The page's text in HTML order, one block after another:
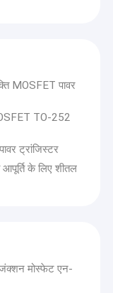
MOSFET पावर
TO-252
ट्रांजिस्टर
के लिए शीतल
मोस्फेट एन-